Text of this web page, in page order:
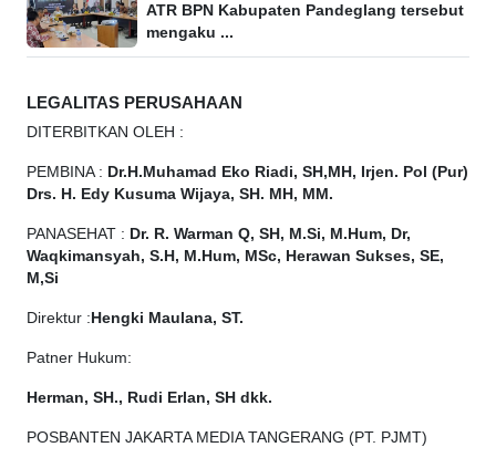
ATR BPN Kabupaten Pandeglang tersebut
mengaku ...
LEGALITAS PERUSAHAAN
DITERBITKAN OLEH :
PEMBINA : Dr.H.Muhamad Eko Riadi, SH,MH, Irjen. Pol (Pur)
Drs. H. Edy Kusuma Wijaya, SH. MH, MM.
PANASEHAT : Dr. R. Warman Q, SH, M.Si, M.Hum, Dr,
Waqkimansyah, S.H, M.Hum, MSc, Herawan Sukses, SE,
M,Si
Direktur : Hengki Maulana, ST.
Patner Hukum:
Herman, SH., Rudi Erlan, SH dkk.
POSBANTEN JAKARTA MEDIA TANGERANG (PT. PJMT)